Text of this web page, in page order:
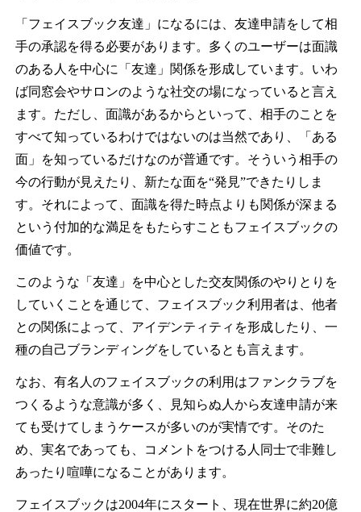
「フェイスブック友達」になるには、友達申請をして相
手の承認を得る必要があります。多くのユーザーは面識
のある人を中心に「友達」関係を形成しています。いわ
ば同窓会やサロンのような社交の場になっていると言え
ます。ただし、面識があるからといって、相手のことを
すべて知っているわけではないのは当然であり、「ある
面」を知っているだけなのが普通です。そういう相手の
今の行動が見えたり、新たな面を“発見”できたりしま
す。それによって、面識を得た時点よりも関係が深まる
という付加的な満足をもたらすこともフェイスブックの
価値です。
このような「友達」を中心とした交友関係のやりとりを
していくことを通じて、フェイスブック利用者は、他者
との関係によって、アイデンティティを形成したり、一
種の自己ブランディングをしているとも言えます。
なお、有名人のフェイスブックの利用はファンクラブを
つくるような意識が多く、見知らぬ人から友達申請が来
ても受けてしまうケースが多いのが実情です。そのた
め、実名であっても、コメントをつける人同士で非難し
あったり喧嘩になることがあります。
フェイスブックは2004年にスタート、現在世界に約20億